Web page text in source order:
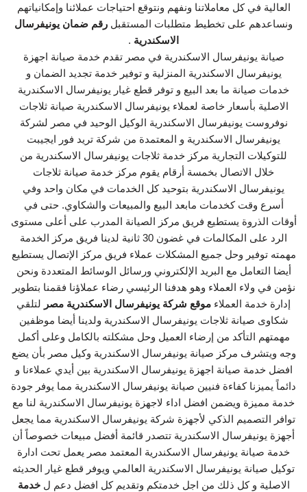
العالية في كل معاملاتنا ونفهم ونتوقع احتياجات عملائنا وإمكانياتهم
ونساعدهم على تخطيط متطلبات المستقبل رقم ضمان يونيفرسال
الاسكندرية .
صيانة يونيفرسال الاسكندرية في مصر تقدم خدمة صيانة اجهزة
يونيفرسال الاسكندرية المنزلية و توفير خدمة تجديد الضمان و
خدمات صيانة ما بعد البيع و توفر قطع غيار يونيفرسال الاسكندرية
الاصلية بأسعار خاصة لعملاء يونيفرسال الاسكندرية صيانة ثلاجات
نوفروست يونيفرسال الاسكندرية الوكيل الوحيد في مصر لشركة
يونيفرسال الاسكندرية و المعتمدة من شركة تريد فور ايجيبت
للتوكيلات التجارية مركز خدمة ثلاجات يونيفرسال الاسكندرية من
خلال الاتصال بخمسة أرقام يقوم مركز خدمة صيانة ثلاجات
يونيفرسال الاسكندرية بتوحيد كل الخدمات في مكان واحد وفي
أسرع وقت كخدمات مابعد البيع والمبيعات والشكاوي. حتى في
أوقات الذروة يستطيع فريق مركز الصيانة المدرب على أعلى مستوى
الرد على المكالمات في غضون 30 ثانية لدينا فريق مركز الخدمة
مهمته توفير وحل جميع المشكلات عملاء فريق مركز الإتصال يستطيع
أيضا التعامل مع البريد الإلكتروني ورسائل الوسائط المتعددة ونحن
نؤمن في ولاء العملاء وهو هدفنا الرئيسي رضاء عملاؤنا فقمنا بتطوير
إدارة خدمة العملاء موقع شركة يونيفرسال الاسكندرية مصر لتلقي
شكاوى صيانة ثلاجات يونيفرسال الاسكندرية ولدينا أيضا موظفين
مهمتهم التأكد من إرضاء العميل وحل مشكلته بالكامل وعلى أكمل
وجه ويتشرف مركز صيانة يونيفرسال الاسكندرية وكيل مصر بأن يضع
افضل خدمة صيانة اجهزة يونيفرسال الاسكندرية بين أيدي عملاءنا و
دائماً يميزنا كفاءة فنيين صيانة يونيفرسال الاسكندرية مما يوفر جودة
خدمة مميزة ويضمن افضل اداء لاجهزة يونيفرسال الاسكندرية لنا مع
توافر التصميم الذكي لأجهزة شركة يونيفرسال الاسكندرية مما يجعل
أجهزة يونيفرسال الاسكندرية تتصدر قائمة أفضل مبيعات خصوصاً أن
خدمة صيانة يونيفرسال الاسكندرية المعتمد مصر يعمل تحت ادارة
توكيل صيانة يونيفرسال الاسكندرية العالمي ويوفر قطع غيار الحديثه
الاصلية و كل ذلك من اجل خدمتكم وتقديم كل افضل دعم لخدمة